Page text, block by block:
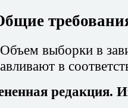
выборки в
в
редакция.